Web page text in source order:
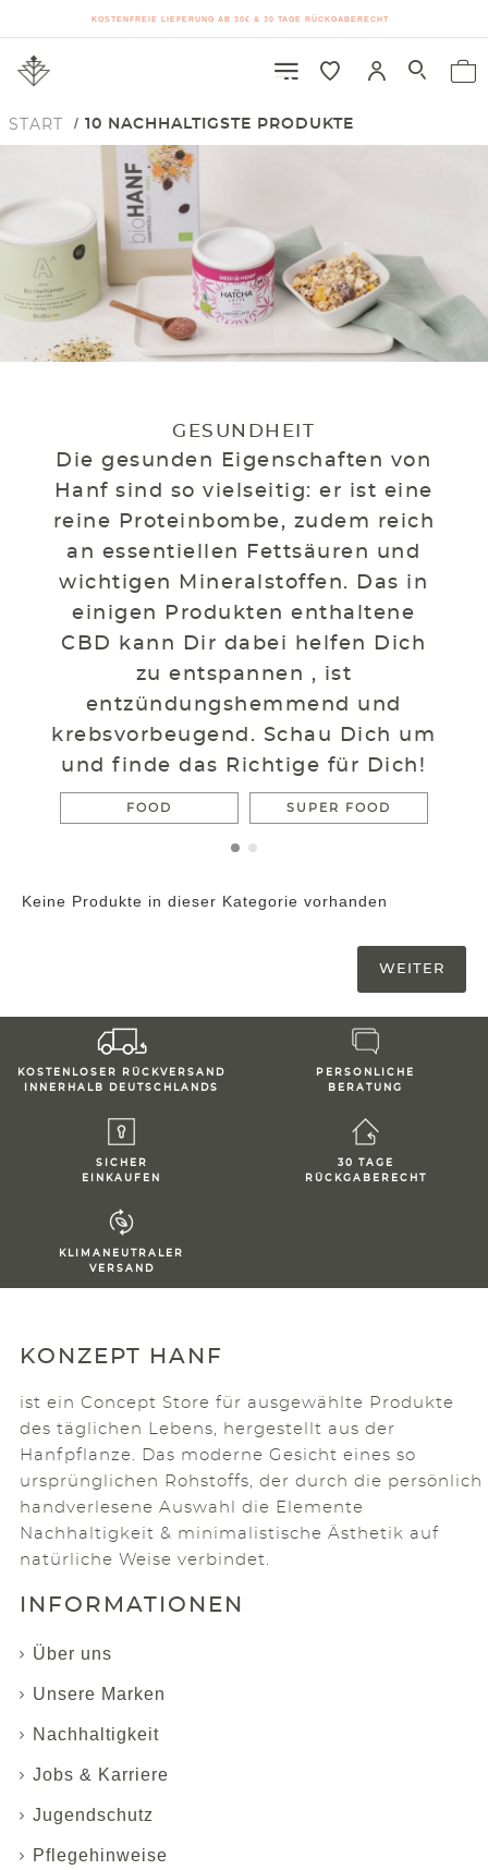
KOSTENFREIE LIEFERUNG AB 30€ & 30 TAGE RÜCKGABERECHT
START 10 NACHHALTIGSTE PRODUKTE
GESUNDHEIT
Die gesunden Eigenschaften von
Hanf sind so vielseitig: er ist eine
reine Proteinbombe, zudem reich
an essentiellen Fettsäuren und
wichtigen Mineralstoffen. Das in
einigen Produkten enthaltene
CBD kann Dir dabei helfen Dich
zu entspannen , ist
entzündungshemmend und
krebsvorbeugend. Schau Dich um
und finde das Richtige für Dich!
FOOD SUPER FOOD
Keine Produkte in dieser Kategorie vorhanden
WEITER
KOSTENLOSER RÜCKVERSAND
INNERHALB DEUTSCHLANDS
PERSONLICHE
BERATUNG
SICHER
EINKAUFEN
30 TAGE
RÜCKGABERECHT
KLIMANEUTRALER
VERSAND
KONZEPT HANF
ist ein Concept Store für ausgewählte Produkte
des täglichen Lebens, hergestellt aus der
Hanfpflanze. Das moderne Gesicht eines so
ursprünglichen Rohstoffs, der durch die persönlich
handverlesene Auswahl die Elemente
Nachhaltigkeit & minimalistische Ästhetik auf
natürliche Weise verbindet.
INFORMATIONEN
Über uns
Unsere Marken
Nachhaltigkeit
Jobs & Karriere
Jugendschutz
Pflegehinweise